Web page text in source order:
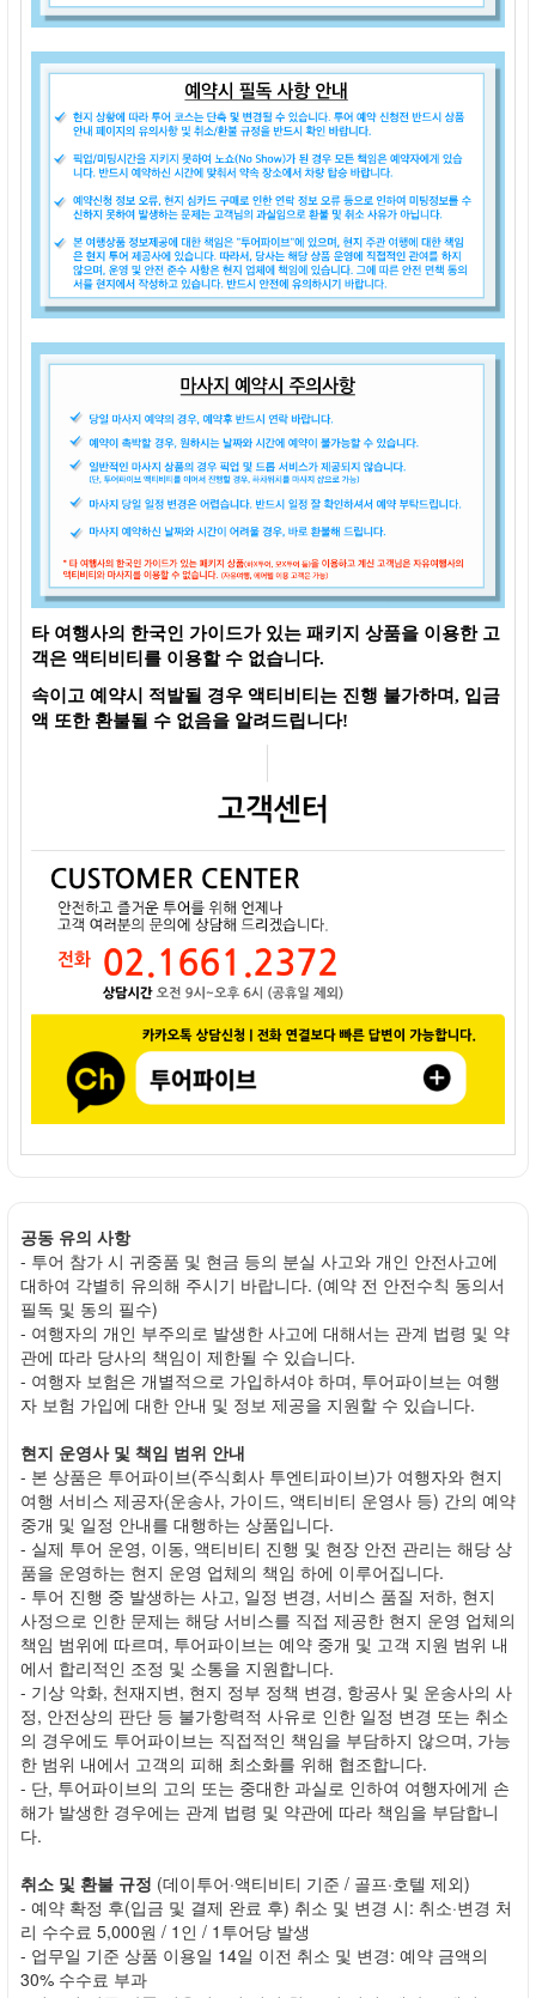
타 여행사의 한국인 가이드가 있는 패키지 상품을 이용한 고
객은 액티비티를 이용할 수 없습니다.
속이고 예약시 적발될 경우 액티비티는 진행 불가하며, 입금
액 또한 환불될 수 없음을 알려드립니다!
공동 유의 사항
- 투어 참가 시 귀중품 및 현금 등의 분실 사고와 개인 안전사고에
대하여 각별히 유의해 주시기 바랍니다. (예약 전 안전수칙 동의서
필독 및 동의 필수)
- 여행자의 개인 부주의로 발생한 사고에 대해서는 관계 법령 및 약
관에 따라 당사의 책임이 제한될 수 있습니다.
- 여행자 보험은 개별적으로 가입하셔야 하며, 투어파이브는 여행
자 보험 가입에 대한 안내 및 정보 제공을 지원할 수 있습니다.
현지 운영사 및 책임 범위 안내
- 본 상품은 투어파이브(주식회사 투엔티파이브)가 여행자와 현지
여행 서비스 제공자(운송사, 가이드, 액티비티 운영사 등) 간의 예약
중개 및 일정 안내를 대행하는 상품입니다.
- 실제 투어 운영, 이동, 액티비티 진행 및 현장 안전 관리는 해당 상
품을 운영하는 현지 운영 업체의 책임 하에 이루어집니다.
- 투어 진행 중 발생하는 사고, 일정 변경, 서비스 품질 저하, 현지
사정으로 인한 문제는 해당 서비스를 직접 제공한 현지 운영 업체의
책임 범위에 따르며, 투어파이브는 예약 중개 및 고객 지원 범위 내
에서 합리적인 조정 및 소통을 지원합니다.
- 기상 악화, 천재지변, 현지 정부 정책 변경, 항공사 및 운송사의 사
정, 안전상의 판단 등 불가항력적 사유로 인한 일정 변경 또는 취소
의 경우에도 투어파이브는 직접적인 책임을 부담하지 않으며, 가능
한 범위 내에서 고객의 피해 최소화를 위해 협조합니다.
- 단, 투어파이브의 고의 또는 중대한 과실로 인하여 여행자에게 손
해가 발생한 경우에는 관계 법령 및 약관에 따라 책임을 부담합니
다.
취소 및 환불 규정 (데이투어·액티비티 기준 / 골프·호텔 제외)
- 예약 확정 후(입금 및 결제 완료 후) 취소 및 변경 시: 취소·변경 처
리 수수료 5,000원 / 1인 / 1투어당 발생
- 업무일 기준 상품 이용일 14일 이전 취소 및 변경: 예약 금액의
30% 수수료 부과